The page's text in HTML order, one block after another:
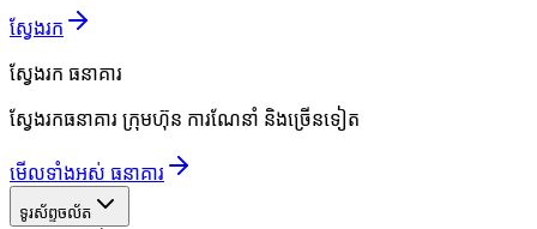
ស្វែងរក
ស្វែងរក ធនាគារ
ស្វែងរកធនាគារ ក្រុមហ៊ុន ការណែនាំ និងច្រើនទៀត
មើលទាំងអស់ ធនាគារ
ទូរស័ព្ទចល័ត